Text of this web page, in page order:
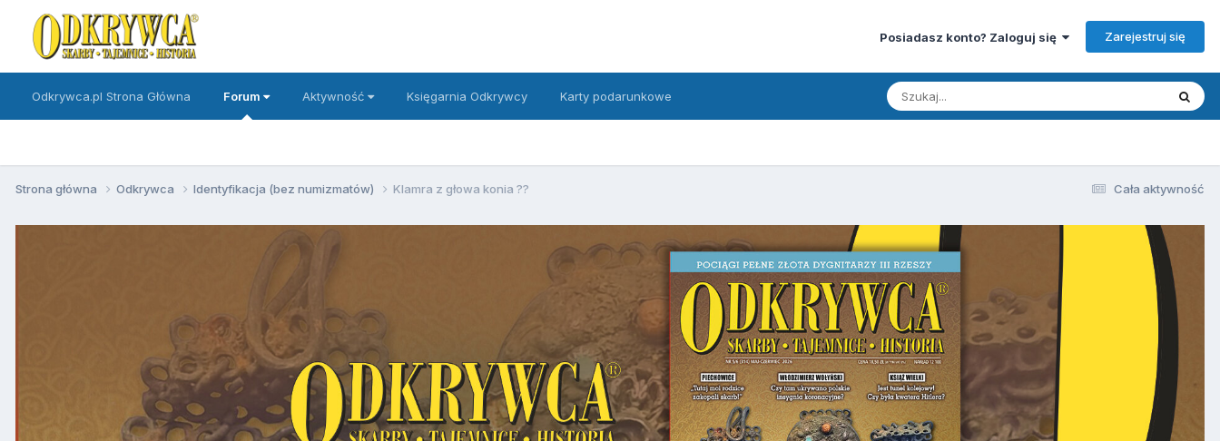
Posiadasz konto? Zaloguj się Zarejestruj się
Odkrywca.pl Strona Główna Forum Aktywność Księgarnia Odkrywcy Karty podarunkowe
Cała aktywność
Strona główna Odkrywca Identyfikacja (bez numizmatów) Klamra z głowa konia ??